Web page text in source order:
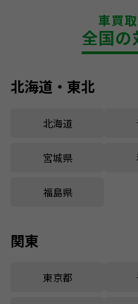
車買
全国の
北海道・東北
北海道
宮城県
福島県
関東
東京都